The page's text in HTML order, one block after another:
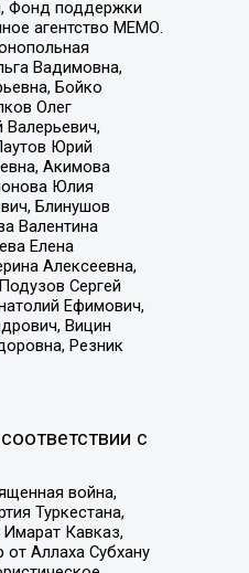
Фонд поддержки
агентство МЕМО.
Вадимовна,
Бойко
Олег
Юрий
Акимова
Юлия
Блинушов
Валентина
Елена
Алексеевна,
Сергей
Ефимович,
Вицин
Резник
с
война,
Туркестана,
Кавказ,
Аллаха Субхану